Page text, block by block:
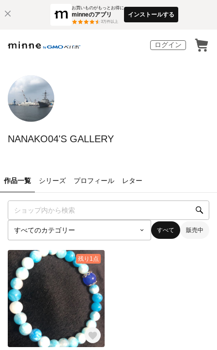
お買いものがもっとお得に
minneのアプリ
3万件以上
インストールする
ログイン
NANAKO04'S GALLERY
作品一覧 シリーズ プロフィール レター
すべて 販売中
残り1点